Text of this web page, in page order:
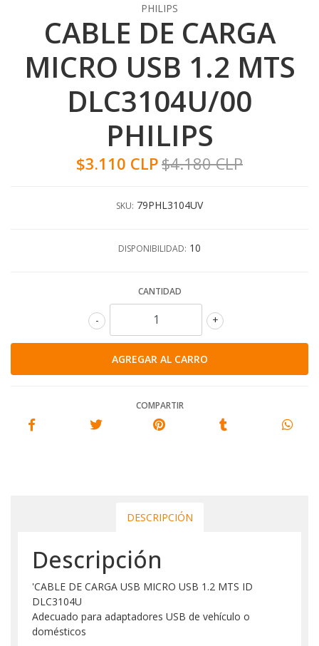
PHILIPS
CABLE DE CARGA
MICRO USB 1.2 MTS
DLC3104U/00
PHILIPS
$3.110 CLP$4.180 CLP
SKU: 79PHL3104UV
DISPONIBILIDAD: 10
CANTIDAD
+
-
COMPARTIR
DESCRIPCIÓN
Descripción
'CABLE DE CARGA USB MICRO USB 1.2 MTS ID
DLC3104U
Adecuado para adaptadores USB de vehículo o
domésticos